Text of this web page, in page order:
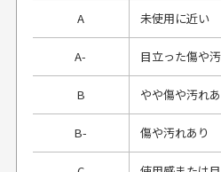
A 未使用に近い
A- 目立った傷や
B やや傷や汚れ
B- 傷や汚れあり